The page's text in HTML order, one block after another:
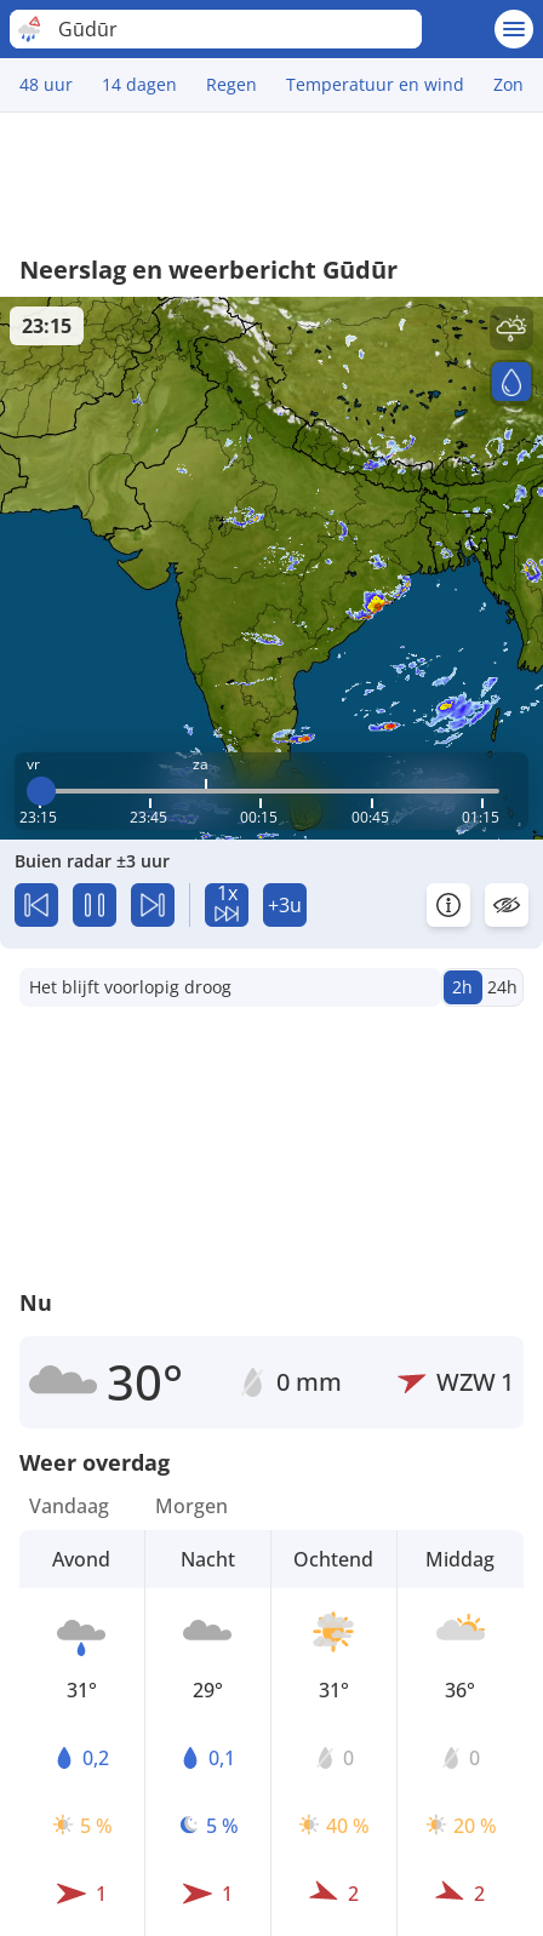
Gūdūr
48 uur 14 dagen Regen Temperatuur en wind Zon
Neerslag en weerbericht Gūdūr
vr za
23:15 23:45 00:15 00:45 01:15
23:15
Buien radar ±3 uur
1x +3u
Het blijft voorlopig droog 2h 24h
Nu
30° 0 mm WZW 1
Weer overdag
Vandaag
Avond
31°
0,2
5 %
1
Morgen
Nacht
29°
0,1
5 %
1
Ochtend
31°
0
40 %
2
Middag
36°
0
20 %
2